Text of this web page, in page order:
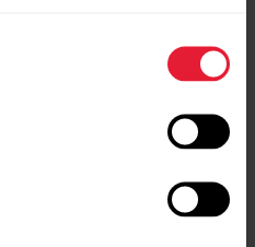
pode ajudar a manter a
que você não exceda seus
onde você está em